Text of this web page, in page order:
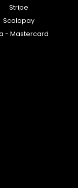
Stripe
Scalapay
- Mastercard